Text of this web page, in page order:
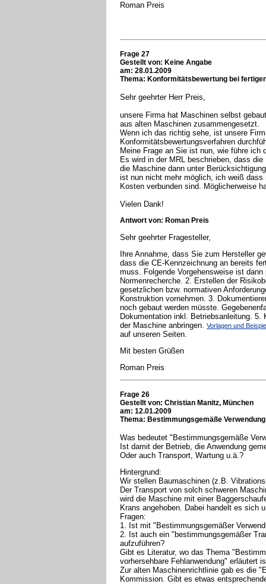
Roman Preis
Frage 27
Gestellt von: Keine Angabe
am: 28.01.2009
Thema: Konformitätsbewertung bei
Sehr geehrter Herr Preis,
unsere Firma hat Maschinen selbst
aus alten Maschinen zusammengesetzt.
Wenn ich das richtig sehe, ist unsere
Konformitätsbewertungsverfahren
Meine Frage an Sie ist nun, wie führe ich
Es wird in der MRL beschrieben, dass
die Maschine dann unter
ist nun nicht mehr möglich, ich weiß dass
Kosten verbunden sind. Möglicherweise
Vielen Dank!
Antwort von: Roman Preis
Sehr geehrter Fragesteller,
Ihre Annahme, dass Sie zum Hersteller
dass die CE-Kennzeichnung an bereits
muss. Folgende Vorgehensweise ist
Normenrecherche. 2. Erstellen der
gesetzlichen bzw. normativen
Konstruktion vornehmen. 3.
noch gebaut werden müsste.
Dokumentation inkl. Betriebsanleitung.
der Maschine anbringen. Vorlagen und
auf unseren Seiten.
Mit besten Grüßen
Roman Preis
Frage 26
Gestellt von: Christian Manitz, München
am: 12.01.2009
Thema: Bestimmungsgemäße Verwendung
Was bedeutet "Bestimmungsgemäße
Ist damit der Betrieb, die Anwendung
Oder auch Transport, Wartung u.ä.?
Hintergrund:
Wir stellen Baumaschinen (z.B.
Der Transport von solch schweren
wird die Maschine mit einer
Krans angehoben. Dabei handelt es sich
Fragen:
1. Ist mit "Bestimmungsgemäßer
2. Ist auch ein "bestimmungsgemäßer
aufzuführen?
Gibt es Literatur, wo das Thema
vorhersehbare Fehlanwendung" erläutert
Zur alten Maschinenrichtlinie gab es die
Kommission. Gibt es etwas